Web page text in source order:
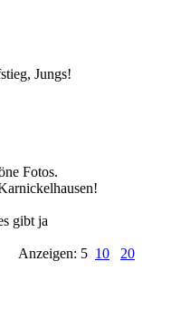
Jungs!
Fotos.
gibt ja
Anzeigen: 5 10 20